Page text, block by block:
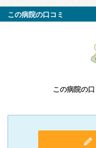
この病院の口コミ
この病院の